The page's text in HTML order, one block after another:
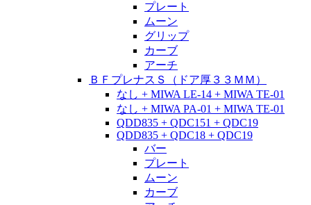
プレート
ムーン
グリップ
カーブ
アーチ
ＢＦプレナスＳ（ドア厚３３ＭＭ）
なし + MIWA LE-14 + MIWA TE-01
なし + MIWA PA-01 + MIWA TE-01
QDD835 + QDC151 + QDC19
QDD835 + QDC18 + QDC19
バー
プレート
ムーン
カーブ